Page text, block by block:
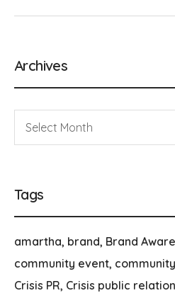
Archives
Tags
amartha brand Brand
community event
Crisis PR Crisis public